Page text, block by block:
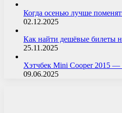
Когда осенью лучше
02.12.2025
Как найти дешёвые билеты
25.11.2025
Хэтчбек Mini Cooper 2015
09.06.2025